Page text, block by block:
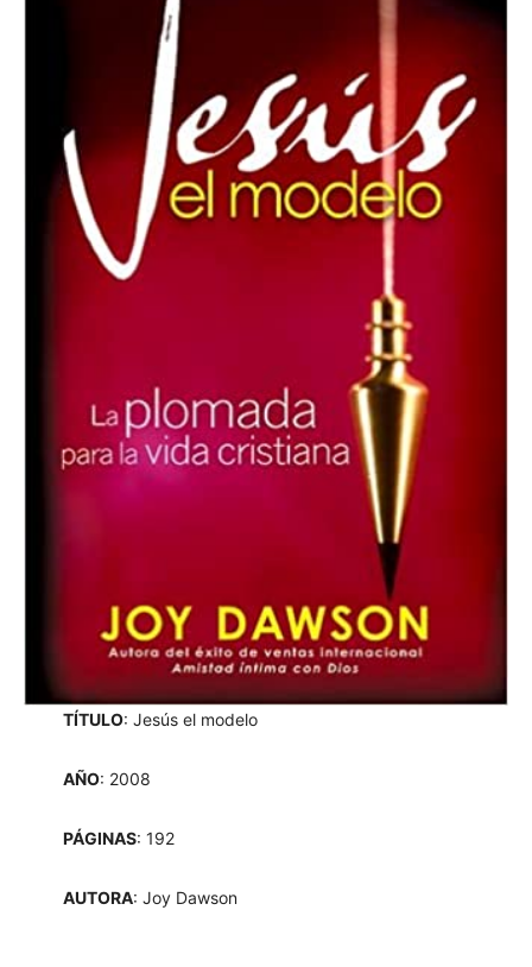
TÍTULO: Jesús el modelo
AÑO: 2008
PÁGINAS: 192
AUTORA: Joy Dawson